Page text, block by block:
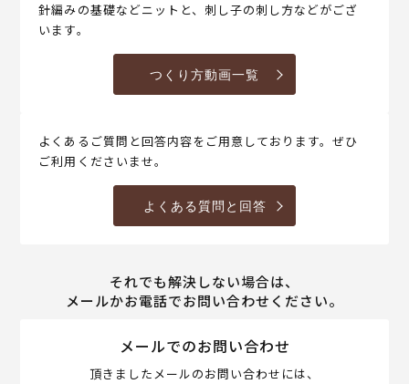
針編みの基礎などニットと、刺し子の刺し方などがござ
います。
つくり方動画一覧
よくあるご質問と回答内容をご用意しております。ぜひ
ご利用くださいませ。
よくある質問と回答
それでも解決しない場合は、
メールかお電話でお問い合わせください。
メールでのお問い合わせ
頂きましたメールのお問い合わせには、